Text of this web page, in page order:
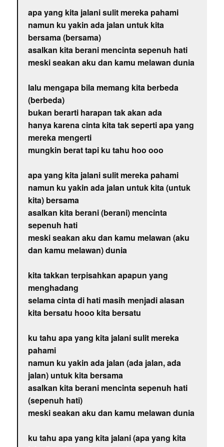
apa yang kita jalani sulit mereka pahami
namun ku yakin ada jalan untuk kita
bersama (bersama)
asalkan kita berani mencinta sepenuh hati
meski seakan aku dan kamu melawan dunia
lalu mengapa bila memang kita berbeda
(berbeda)
bukan berarti harapan tak akan ada
hanya karena cinta kita tak seperti apa yang
mereka mengerti
mungkin berat tapi ku tahu hoo ooo
apa yang kita jalani sulit mereka pahami
namun ku yakin ada jalan untuk kita (untuk
kita) bersama
asalkan kita berani (berani) mencinta
sepenuh hati
meski seakan aku dan kamu melawan (aku
dan kamu melawan) dunia
kita takkan terpisahkan apapun yang
menghadang
selama cinta di hati masih menjadi alasan
kita bersatu hooo kita bersatu
ku tahu apa yang kita jalani sulit mereka
pahami
namun ku yakin ada jalan (ada jalan, ada
jalan) untuk kita bersama
asalkan kita berani mencinta sepenuh hati
(sepenuh hati)
meski seakan aku dan kamu melawan dunia
ku tahu apa yang kita jalani (apa yang kita